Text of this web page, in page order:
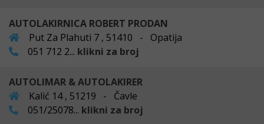
AUTOLAKIRNICA ROBERT PRODAN
Put Za Plahuti 7 , 51410 - Opatija
051 712 2... klikni za broj
AUTOLIMAR & AUTOLAKIRER
Kalić 14 , 51219 - Čavle
051/25078... klikni za broj